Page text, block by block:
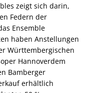
zeigt sich darin,
Federn der
Ensemble
haben Anstellungen
Württembergischen
Hannoverdem
Bamberger
erhältlich